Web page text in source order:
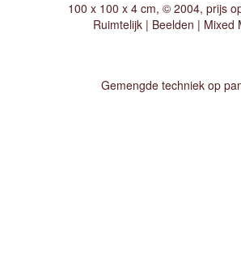
100 x 100 x 4 cm, © 2004, prijs
Ruimtelijk | Beelden | Mixed
Gemengde techniek op